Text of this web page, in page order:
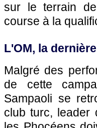
sur le terrain
course à la
L'OM, la
Malgré des
de cette
Sampaoli se
club turc, leader